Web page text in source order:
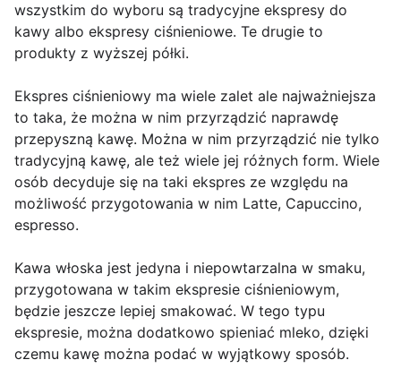
wszystkim do wyboru są tradycyjne ekspresy do
kawy albo ekspresy ciśnieniowe. Te drugie to
produkty z wyższej półki.
Ekspres ciśnieniowy ma wiele zalet ale najważniejsza
to taka, że można w nim przyrządzić naprawdę
przepyszną kawę. Można w nim przyrządzić nie tylko
tradycyjną kawę, ale też wiele jej różnych form. Wiele
osób decyduje się na taki ekspres ze względu na
możliwość przygotowania w nim Latte, Capuccino,
espresso.
Kawa włoska jest jedyna i niepowtarzalna w smaku,
przygotowana w takim ekspresie ciśnieniowym,
będzie jeszcze lepiej smakować. W tego typu
ekspresie, można dodatkowo spieniać mleko, dzięki
czemu kawę można podać w wyjątkowy sposób.